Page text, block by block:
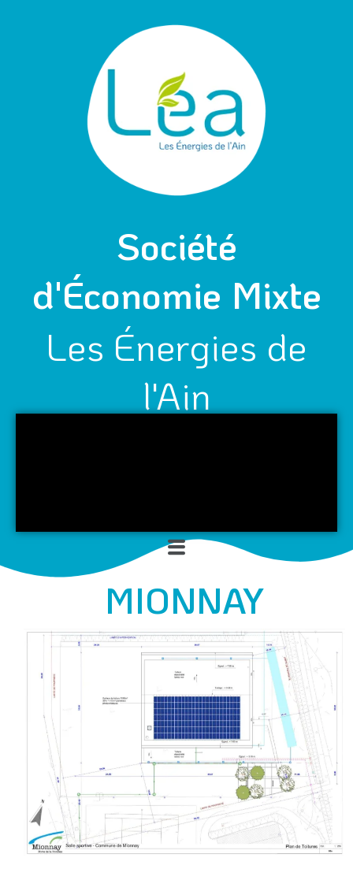
Société
d'Économie Mixte
Les Énergies de
l'Ain
Menu
MIONNAY